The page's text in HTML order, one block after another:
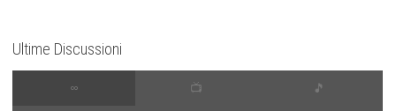
Ultime Discussioni
∞ 📺 🎵